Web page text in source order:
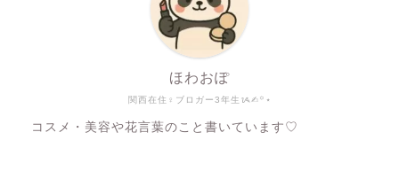
関西在住♀ブロガー3年生ᝰ✍︎꙳⋆
ほわおぽ
コスメ・美容や花言葉のこと書いています♡